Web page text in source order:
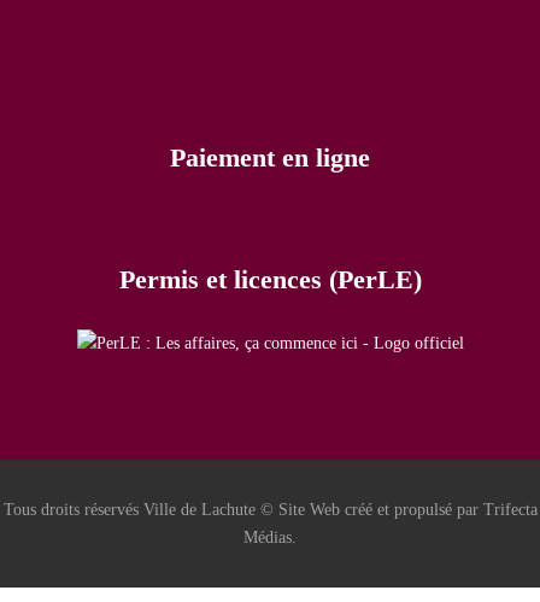
Paiement en ligne
Permis et licences (PerLE)
Tous droits réservés Ville de Lachute © Site Web créé et propulsé par Trifecta
Médias.